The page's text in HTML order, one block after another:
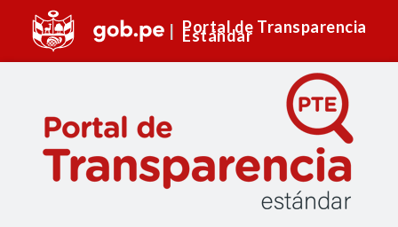
Portal de Transparencia
Estándar